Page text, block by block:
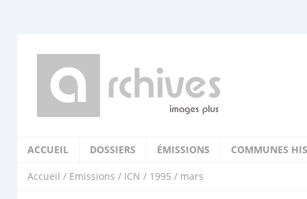
ACCUEIL DOSSIERS ÉMISSIONS COMMUNES
Accueil / Emissions / ICN / 1995 / mars